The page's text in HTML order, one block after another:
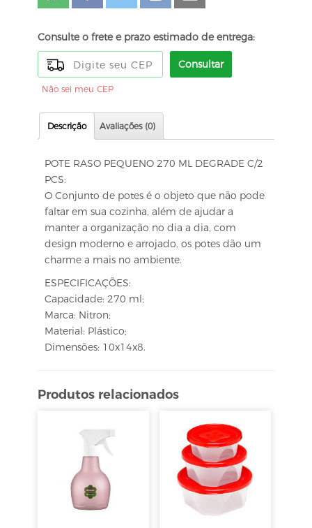
Consulte o frete e prazo estimado de entrega:
Consultar
Não sei meu CEP
Descrição Avaliações (0)
POTE RASO PEQUENO 270 ML DEGRADE C/2
PCS:
O Conjunto de potes é o objeto que não pode
faltar em sua cozinha, além de ajudar a
manter a organização no dia a dia, com
design moderno e arrojado, os potes dão um
charme a mais no ambiente.
ESPECIFICAÇÕES:
Capacidade: 270 ml;
Marca: Nitron;
Material: Plástico;
Dimensões: 10x14x8.
Produtos relacionados